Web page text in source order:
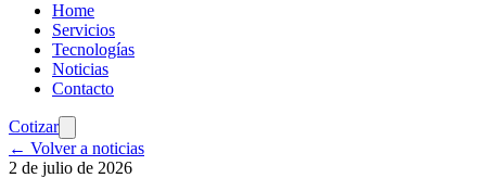
Home
Servicios
Tecnologías
Noticias
Contacto
Cotizar
← Volver a noticias
2 de julio de 2026